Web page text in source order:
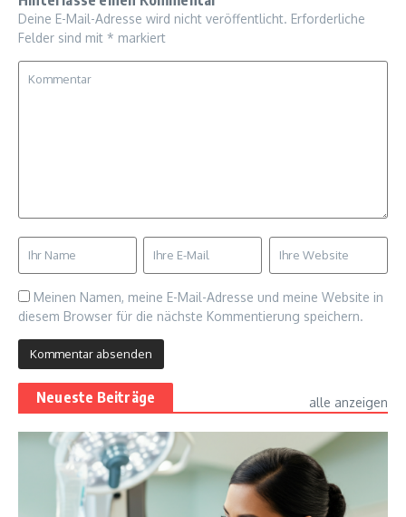
Deine E-Mail-Adresse wird nicht veröffentlicht. Erforderliche
Felder sind mit * markiert
Meinen Namen, meine E-Mail-Adresse und meine Website in
diesem Browser für die nächste Kommentierung speichern.
Neueste Beiträge alle anzeigen